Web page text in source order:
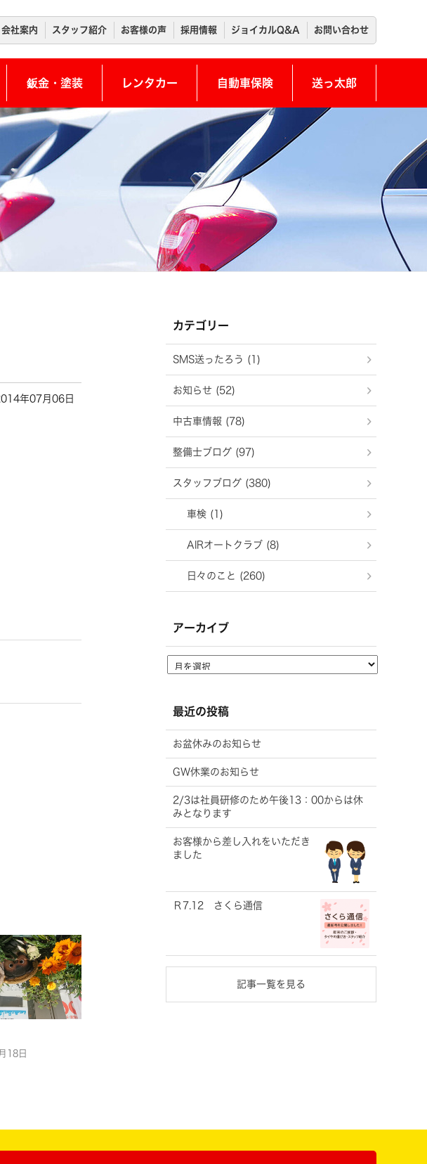
会社案内 スタッフ紹介 お客様の声 採用情報 ジョイカルQ&A お問い合わせ
鈑金・塗装 レンタカー 自動車保険 送っ太郎
年07月06日
18日
カテゴリー
SMS送ったろう (1)
お知らせ (52)
中古車情報 (78)
整備士ブログ (97)
スタッフブログ (380)
車検 (1)
AIRオートクラブ (8)
日々のこと (260)
アーカイブ
最近の投稿
お盆休みのお知らせ
GW休業のお知らせ
2/3は社員研修のため午後13：00からは休
みとなります
お客様から差し入れをいただき
ました
Ｒ7.12 さくら通信
記事一覧を見る